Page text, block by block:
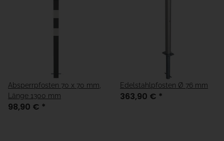
Absperrpfosten 70 x 70 mm,
Länge 1300 mm
98,90 € *
Edelstahlpfosten Ø 76 mm
363,90 € *